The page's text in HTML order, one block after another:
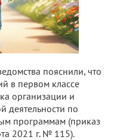
пояснили, что
в первом классе
организации и
деятельности по
программам (приказ
2021 г. № 115).